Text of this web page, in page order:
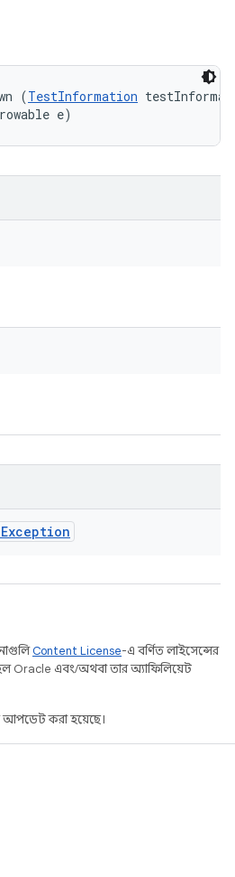
(TestInformation
e)
Exception
Content License-এ বর্ণিত লাইসেন্সের
Oracle এবং/অথবা তার অ্যাফিলিয়েট
করা হয়েছে।